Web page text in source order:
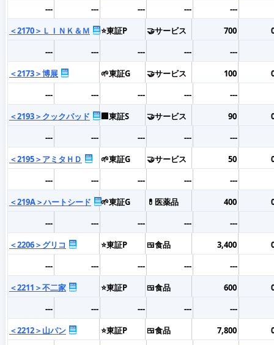
---
--- --- ---
---
＜2170＞ＬＩＮＫ＆Ｍ
⭐東証P 🤝サービス 700
---
--- --- ---
---
＜2173＞博展
🌱東証G 🤝サービス 100
---
--- --- ---
---
＜2193＞クックパッド
🏢東証S 🤝サービス 90
---
--- --- ---
---
＜2195＞アミタＨＤ
🌱東証G 🤝サービス 50
---
--- --- ---
---
＜219A＞ハートシード
🌱東証G 💊医薬品 400
---
--- --- ---
---
＜2206＞グリコ
⭐東証P 🍱食品 3,400
---
--- --- ---
---
＜2211＞不二家
⭐東証P 🍱食品 600
---
--- --- ---
---
＜2212＞山パン
⭐東証P 🍱食品 7,800